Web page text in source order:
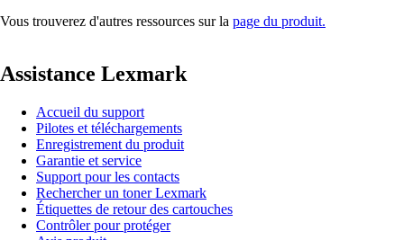
Vous trouverez d'autres ressources sur la page du produit.
Assistance Lexmark
Accueil du support
Pilotes et téléchargements
Enregistrement du produit
Garantie et service
Support pour les contacts
Rechercher un toner Lexmark
Étiquettes de retour des cartouches
Contrôler pour protéger